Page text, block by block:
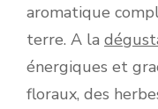
aromatique
terre. A la
énergiques et
floraux, des